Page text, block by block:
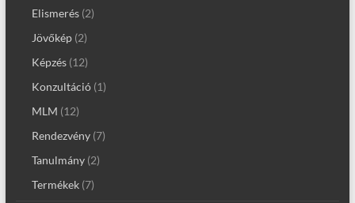
Elismerés(2)
Jövőkép(2)
Képzés(12)
Konzultáció(1)
MLM (12)
Rendezvény(7)
Tanulmány(2)
Termékek(7)